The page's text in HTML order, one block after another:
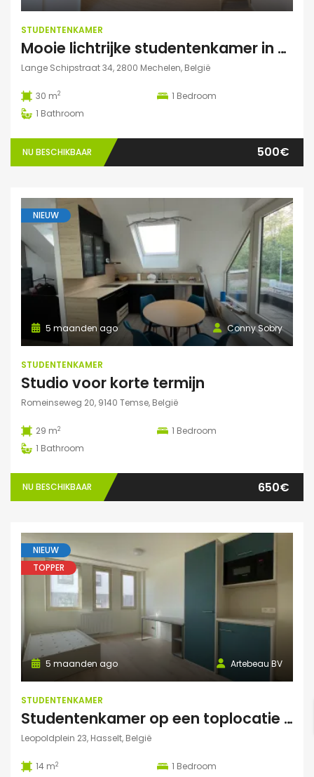
STUDENTENKAMER
Mooie lichtrijke studentenkamer in hartje Mechelen! (te huur t.e.m. 31 augustus)
Lange Schipstraat 34, 2800 Mechelen, België
30 m2 1 Bedroom
1 Bathroom
NU BESCHIKBAAR 500€
NIEUW
Conny Sobry
5 maanden ago
STUDENTENKAMER
Studio voor korte termijn
Romeinseweg 20, 9140 Temse, België
29 m2 1 Bedroom
1 Bathroom
NU BESCHIKBAAR 650€
NIEUW
TOPPER
Artebeau BV
5 maanden ago
STUDENTENKAMER
Studentenkamer op een toplocatie te Hasselt
Leopoldplein 23, Hasselt, België
14 m2 1 Bedroom